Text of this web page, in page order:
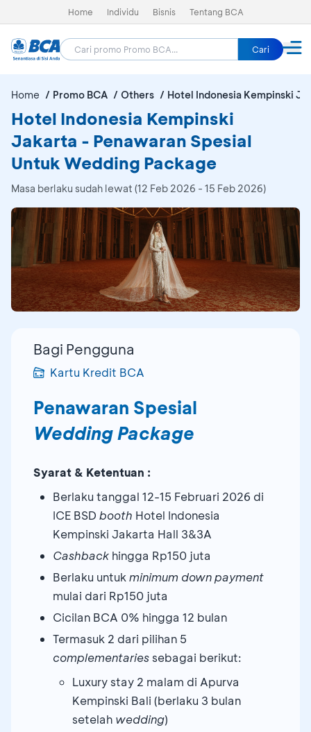
Home Individu Bisnis Tentang BCA
Cari
Home Promo BCA Others Hotel Indonesia Kempinski
Hotel Indonesia Kempinski
Jakarta - Penawaran Spesial
Untuk Wedding Package
Masa berlaku sudah lewat (12 Feb 2026 - 15 Feb 2026)
Bagi Pengguna
Kartu Kredit BCA
Penawaran Spesial
Wedding Package
Syarat & Ketentuan :
Berlaku tanggal 12-15 Februari 2026 di
ICE BSD booth Hotel Indonesia
Kempinski Jakarta Hall 3&3A
Cashback hingga Rp150 juta
Berlaku untuk minimum down payment
mulai dari Rp150 juta
Cicilan BCA 0% hingga 12 bulan
Termasuk 2 dari pilihan 5
complementaries sebagai berikut:
Luxury stay 2 malam di Apurva
Kempinski Bali (berlaku 3 bulan
setelah wedding)